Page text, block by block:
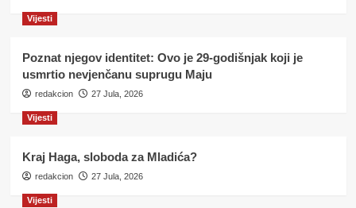
Vijesti
Poznat njegov identitet: Ovo je 29-godišnjak koji je
usmrtio nevjenčanu suprugu Maju
redakcion 27 Jula, 2026
Vijesti
Kraj Haga, sloboda za Mladića?
redakcion 27 Jula, 2026
Vijesti